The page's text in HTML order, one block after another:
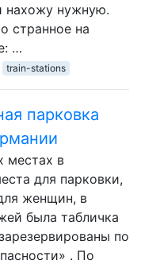
нахожу нужную.
странное на
…
train-stations
парковка
местах в
для парковки,
женщин, в
была табличка
по
. По